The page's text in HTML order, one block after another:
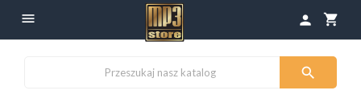
 shopping_cart
person
